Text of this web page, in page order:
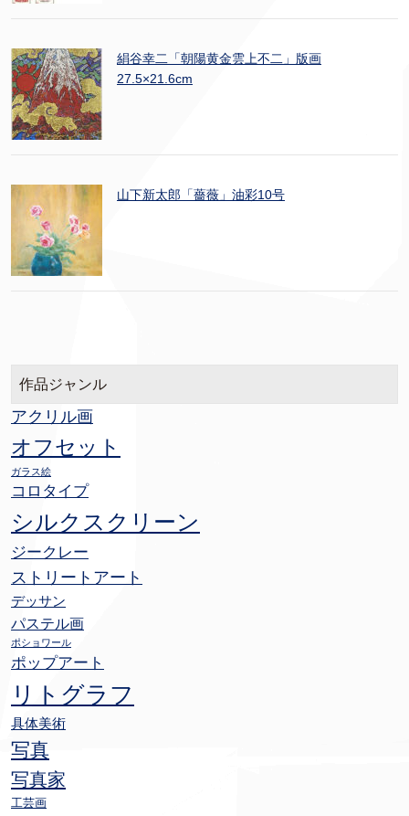
絹谷幸二「朝陽黄金雲上不二」版画
27.5×21.6cm
山下新太郎「薔薇」油彩10号
作品ジャンル
アクリル画
オフセット
ガラス絵
コロタイプ
シルクスクリーン
ジークレー
ストリートアート
デッサン
パステル画
ポショワール
ポップアート
リトグラフ
具体美術
写真
写真家
工芸画